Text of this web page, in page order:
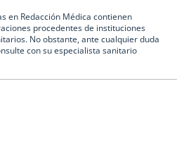
en Redacción Médica contienen
procedentes de instituciones
No obstante, ante cualquier duda
con su especialista sanitario